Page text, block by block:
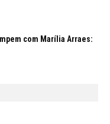
com Marília Arraes: